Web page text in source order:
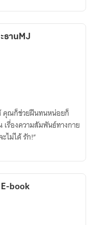
ธานMJ
คุณก็ช่วยฝืนทนหน่อยก็
เรื่องความสัมพันธ์ทางกาย
ไม่ได้ รัก!”
E-book